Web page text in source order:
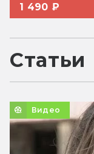
1 490 ₽
Статьи
Видео